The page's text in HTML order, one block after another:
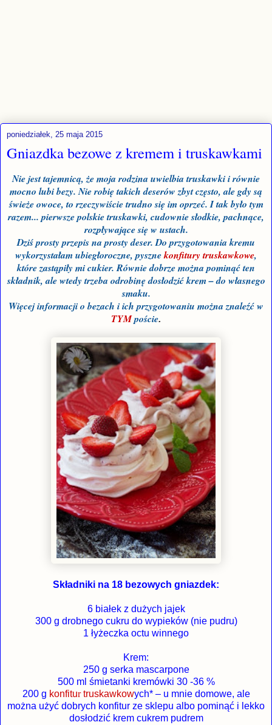
poniedziałek, 25 maja 2015
Gniazdka bezowe z kremem i truskawkami
Nie jest tajemnicą, że moja rodzina uwielbia truskawki i równie
mocno lubi bezy. Nie robię takich deserów zbyt często, ale gdy są
świeże owoce, to rzeczywiście trudno się im oprzeć. I tak było tym
razem... pierwsze polskie truskawki, cudownie słodkie, pachnące,
rozpływające się w ustach.
Dziś prosty przepis na prosty deser. Do przygotowania kremu
wykorzystałam ubiegłoroczne, pysznekonfitury truskawkowe,
które zastąpiły mi cukier. Równie dobrze można pominąć ten
składnik, ale wtedy trzeba odrobinę dosłodzić krem – do własnego
smaku.
Więcej informacji o bezach i ich przygotowaniu można znaleźć w
TYMpoście.
Składniki na 18 bezowych gniazdek:
6 białek z dużych jajek
300 g drobnego cukru do wypieków (nie pudru)
1 łyżeczka octu winnego
Krem:
250 g serka mascarpone
500 ml śmietanki kremówki 30 -36 %
200 g konfiturtruskawkowych* – u mnie domowe, ale
można użyć dobrych konfitur ze sklepu albo pominąć i lekko
dosłodzić krem cukrem pudrem